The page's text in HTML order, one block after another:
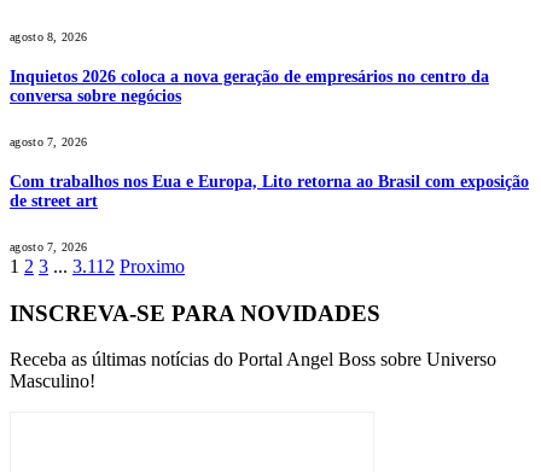
agosto 8, 2026
Inquietos 2026 coloca a nova geração de empresários no centro da
conversa sobre negócios
agosto 7, 2026
Com trabalhos nos Eua e Europa, Lito retorna ao Brasil com exposição
de street art
agosto 7, 2026
1 2 3 ... 3.112 Proximo
INSCREVA-SE PARA NOVIDADES
Receba as últimas notícias do Portal Angel Boss sobre Universo
Masculino!